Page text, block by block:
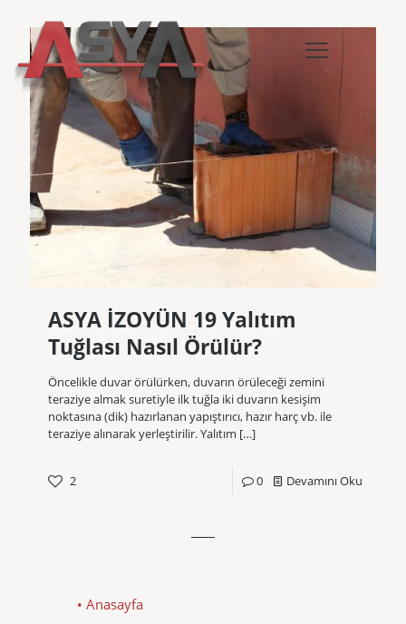
ASYA İZOYÜN 19 Yalıtım
Tuğlası Nasıl Örülür?
Öncelikle duvar örülürken, duvarın örüleceği zemini
teraziye almak suretiyle ilk tuğla iki duvarın kesişim
noktasına (dik) hazırlanan yapıştırıcı, hazır harç vb. ile
teraziye alınarak yerleştirilir. Yalıtım […]
2 0 Devamını Oku
• Anasayfa